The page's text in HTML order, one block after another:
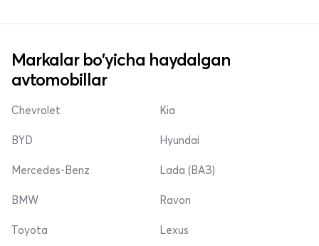
Markalar bo'yicha haydalgan
avtomobillar
Chevrolet
BYD
Mercedes-Benz
Kia
Hyundai
Lada (ВАЗ)
BMW
Toyota
Ravon
Lexus